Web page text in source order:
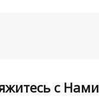
с Нами